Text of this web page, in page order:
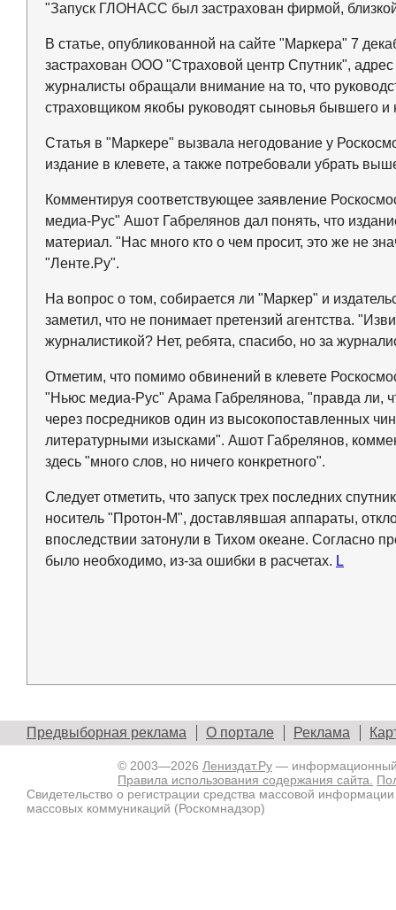
"Запуск ГЛОНАСС был застрахован фирмой,
В статье, опубликованной на сайте "Маркера" 7
застрахован ООО "Страховой центр Спутник",
журналисты обращали внимание на то, что
страховщиком якобы руководят сыновья бывшего и
Статья в "Маркере" вызвала негодование у
издание в клевете, а также потребовали убрать
Комментируя соответствующее заявление
медиа-Рус" Ашот Габрелянов дал понять, что
материал. "Нас много кто о чем просит, это же не
"Ленте.Ру".
На вопрос о том, собирается ли "Маркер" и
заметил, что не понимает претензий агентства.
журналистикой? Нет, ребята, спасибо, но за
Отметим, что помимо обвинений в клевете
"Ньюс медиа-Рус" Арама Габрелянова, "правда ли,
через посредников один из высокопоставленных
литературными изысками". Ашот Габрелянов,
здесь "много слов, но ничего конкретного".
Следует отметить, что запуск трех последних
носитель "Протон-М", доставлявшая аппараты,
впоследствии затонули в Тихом океане. Согласно
было необходимо, из-за ошибки в расчетах. L
Предвыборная реклама О портале Реклама
© 2003—2026 Лениздат.Ру — информационный
Правила использования содержания сайта.
Свидетельство о регистрации средства массовой
массовых коммуникаций (Роскомнадзор)